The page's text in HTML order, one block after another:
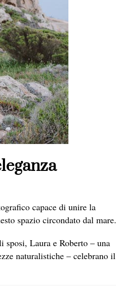
capace di unire la
spazio circondato dal mare.
Laura e Roberto – una
naturalistiche – celebrano il